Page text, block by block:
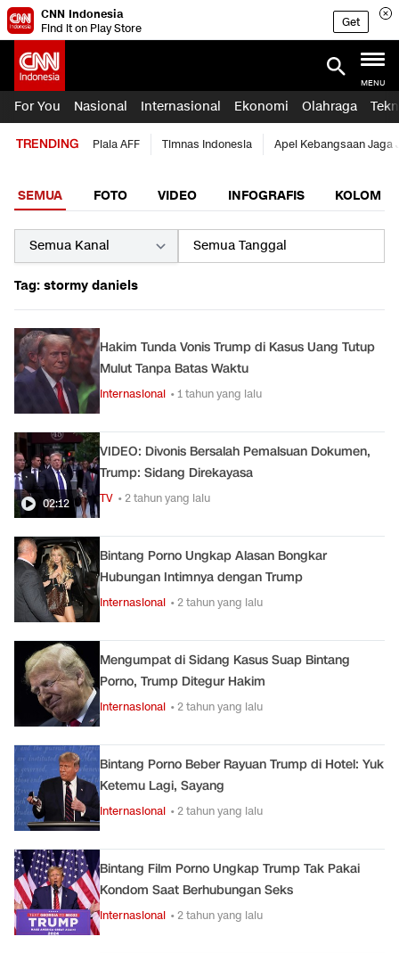
CNN Indonesia
Find it on Play Store
Get
MENU
For You Nasional Internasional Ekonomi Olahraga
TRENDING Piala AFF Timnas Indonesia Apel Kebangsaan Jaga
SEMUA FOTO VIDEO INFOGRAFIS KOLOM
Tag: stormy daniels
Hakim Tunda Vonis Trump di Kasus Uang Tutup
Mulut Tanpa Batas Waktu
Internasional • 1 tahun yang lalu
02:12
VIDEO: Divonis Bersalah Pemalsuan Dokumen,
Trump: Sidang Direkayasa
TV • 2 tahun yang lalu
Bintang Porno Ungkap Alasan Bongkar
Hubungan Intimnya dengan Trump
Internasional • 2 tahun yang lalu
Mengumpat di Sidang Kasus Suap Bintang
Porno, Trump Ditegur Hakim
Internasional • 2 tahun yang lalu
Bintang Porno Beber Rayuan Trump di Hotel: Yuk
Ketemu Lagi, Sayang
Internasional • 2 tahun yang lalu
Bintang Film Porno Ungkap Trump Tak Pakai
Kondom Saat Berhubungan Seks
Internasional • 2 tahun yang lalu